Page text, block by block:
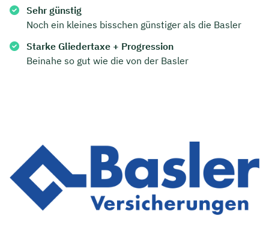
Sehr günstig
Noch ein kleines bisschen günstiger als die Basler
Starke Gliedertaxe + Progression
Beinahe so gut wie die von der Basler